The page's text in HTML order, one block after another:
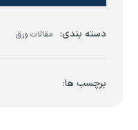
دسته بندی: مقالات ورق
برچسب ها: